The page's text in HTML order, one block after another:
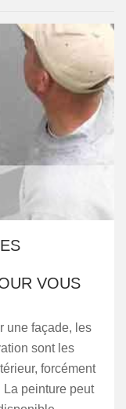
VOUS
une façade, les
sont les
forcément
La peinture peut